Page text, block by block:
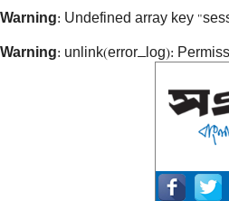
Warning: Undefined array key
Warning: unlink(error_log):